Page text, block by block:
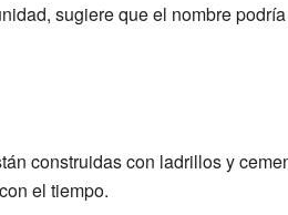
sugiere que el nombre
construidas con ladrillos y
el tiempo.